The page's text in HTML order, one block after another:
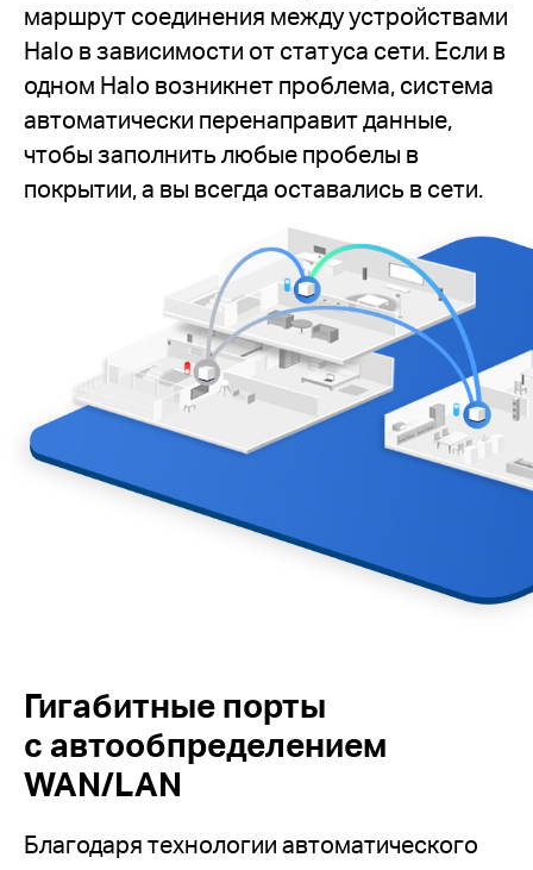
маршрут соединения между устройствами
Halo в зависимости от статуса сети. Если в
одном Halo возникнет проблема, система
автоматически перенаправит данные,
чтобы заполнить любые пробелы в
покрытии, а вы всегда оставались в сети.
Гигабитные порты
с автообпределением
WAN/LAN
Благодаря технологии автоматического